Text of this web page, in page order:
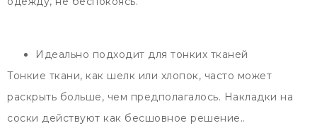
Идеально подходит для тонких тканей
Тонкие ткани, как шелк или хлопок, часто может
раскрыть больше, чем предполагалось. Накладки на
соски действуют как бесшовное решение..